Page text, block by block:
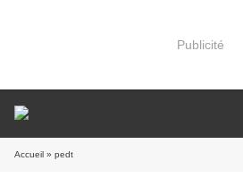
Publicité
Accueil » pedt